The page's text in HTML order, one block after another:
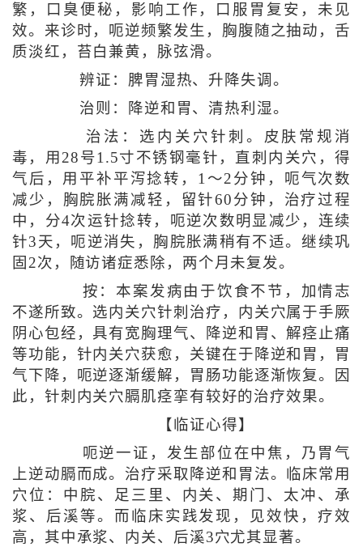
繁，口臭便秘，影响工作，口服胃复安，未见
效。来诊时，呃逆频繁发生，胸腹随之抽动，舌
质淡红，苔白兼黄，脉弦滑。
辨证：脾胃湿热、升降失调。
治则：降逆和胃、清热利湿。
治法：选内关穴针刺。皮肤常规消
毒，用28号1.5寸不锈钢毫针，直刺内关穴，得
气后，用平补平泻捻转，1～2分钟，呃气次数
减少，胸脘胀满减轻，留针60分钟，治疗过程
中，分4次运针捻转，呃逆次数明显减少，连续
针3天，呃逆消失，胸脘胀满稍有不适。继续巩
固2次，随访诸症悉除，两个月未复发。
按：本案发病由于饮食不节，加情志
不遂所致。选内关穴针刺治疗，内关穴属于手厥
阴心包经，具有宽胸理气、降逆和胃、解痉止痛
等功能，针内关穴获愈，关键在于降逆和胃，胃
气下降，呃逆逐渐缓解，胃肠功能逐渐恢复。因
此，针刺内关穴膈肌痉挛有较好的治疗效果。
【临证心得】
呃逆一证，发生部位在中焦，乃胃气
上逆动膈而成。治疗采取降逆和胃法。临床常用
穴位：中脘、足三里、内关、期门、太冲、承
浆、后溪等。而临床实践发现，见效快，疗效
高，其中承浆、内关、后溪3穴尤其显著。